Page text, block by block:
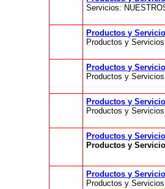
Servicios:
Productos y
Productos y
Productos y
Productos y
Productos y
Productos y
Productos y
Productos y
Productos y
Productos y